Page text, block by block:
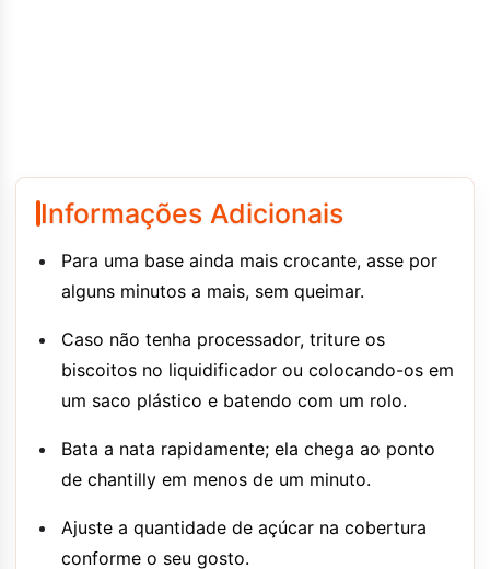
Informações Adicionais
Para uma base ainda mais crocante, asse por
alguns minutos a mais, sem queimar.
Caso não tenha processador, triture os
biscoitos no liquidificador ou colocando-os em
um saco plástico e batendo com um rolo.
Bata a nata rapidamente; ela chega ao ponto
de chantilly em menos de um minuto.
Ajuste a quantidade de açúcar na cobertura
conforme o seu gosto.